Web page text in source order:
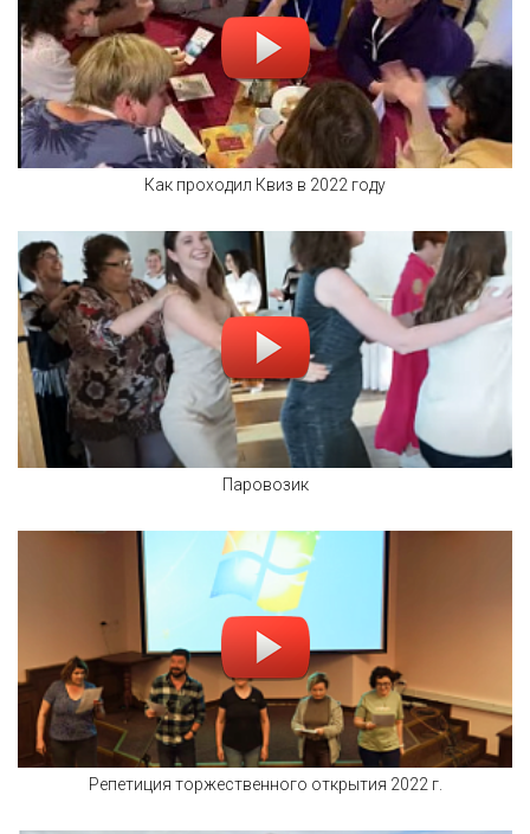
Как проходил Квиз в 2022 году
Паровозик
Репетиция торжественного открытия 2022 г.